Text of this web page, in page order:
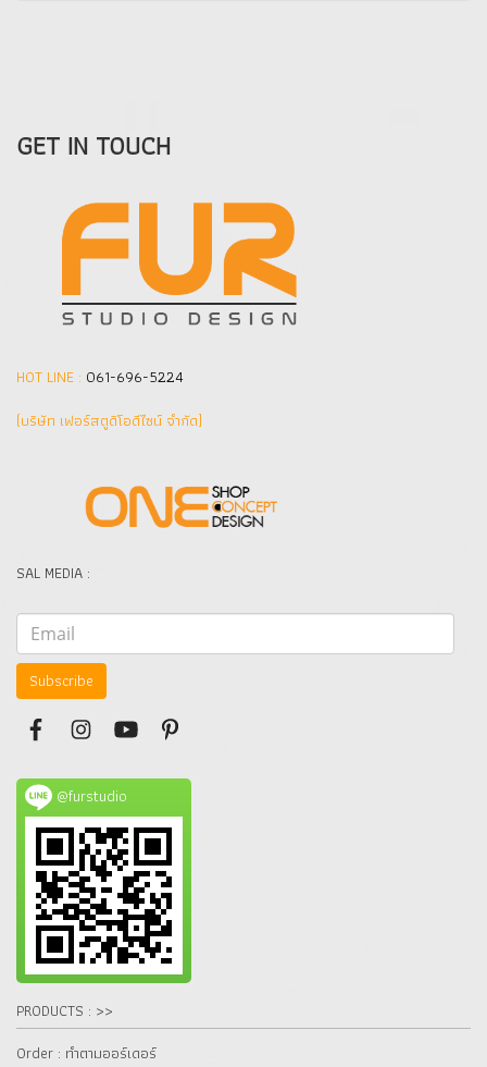
GET IN TOUCH
HOT LINE : 061-696-5224
(บริษัท เฟอร์สตูดิโอดีไซน์ จำกัด]
SAL MEDIA :
Subscribe
@furstudio
PRODUCTS : >>
Order : ทำตามออร์เดอร์